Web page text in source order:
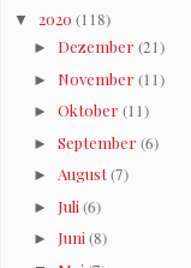
▼ 2020 (118)
► Dezember (21)
► November (11)
► Oktober (11)
► September (6)
► August (7)
► Juli (6)
► Juni (8)